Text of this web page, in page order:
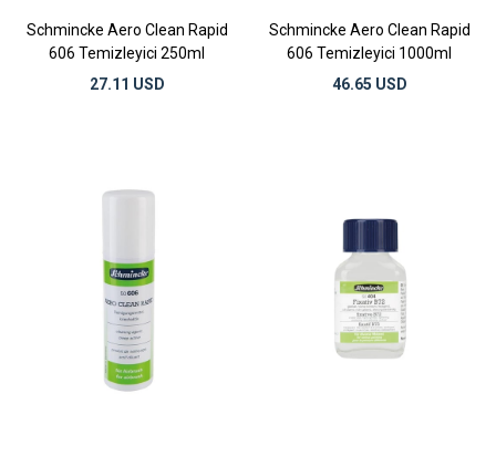
Schmincke Aero Clean Rapid
606 Temizleyici 250ml
27.11 USD
Schmincke Aero Clean Rapid
606 Temizleyici 1000ml
46.65 USD